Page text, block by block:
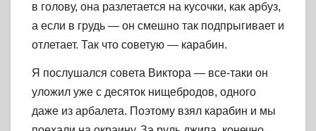
в голову, она разлетается на кусочки, как арбуз,
а если в грудь — он смешно так подпрыгивает и
отлетает. Так что советую — карабин.
Я послушался совета Виктора — все-таки он
уложил уже с десяток нищебродов, одного
даже из арбалета. Поэтому взял карабин и мы